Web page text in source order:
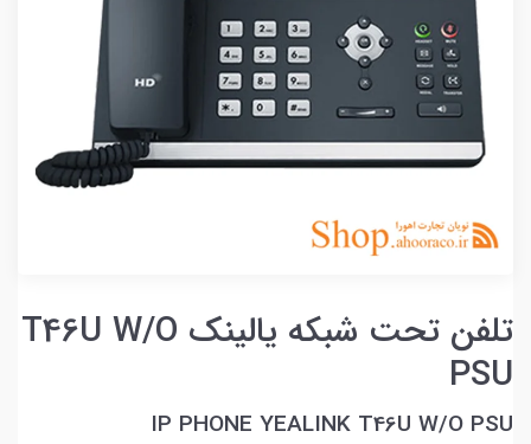
تلفن تحت شبکه یالینک T46U W/O
PSU
IP PHONE YEALINK T46U W/O PSU